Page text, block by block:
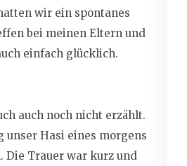
wir ein spontanes
bei meinen Eltern und
einfach glücklich.
auch noch nicht erzählt.
unser Hasi eines morgens
Die Trauer war kurz und